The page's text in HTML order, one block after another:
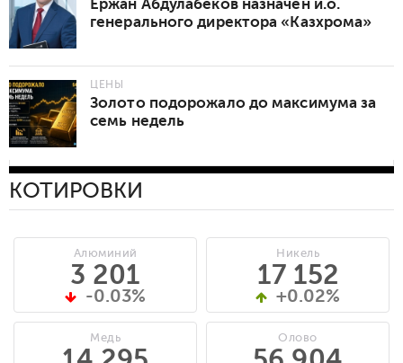
Ержан Абдулабеков назначен и.о.
генерального директора «Казхрома»
ЦЕНЫ
Золото подорожало до максимума за
семь недель
КОТИРОВКИ
Алюминий
3 201
-0.03%
Медь
Никель
17 152
+0.02%
Олово